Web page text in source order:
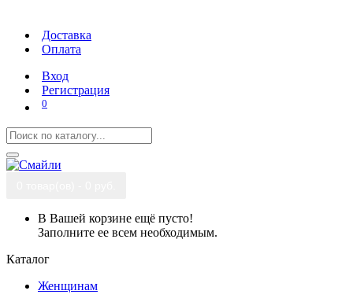
Доставка
Оплата
Вход
Регистрация
0
В Вашей корзине ещё пусто!
Заполните ее всем необходимым.
Каталог
Женщинам